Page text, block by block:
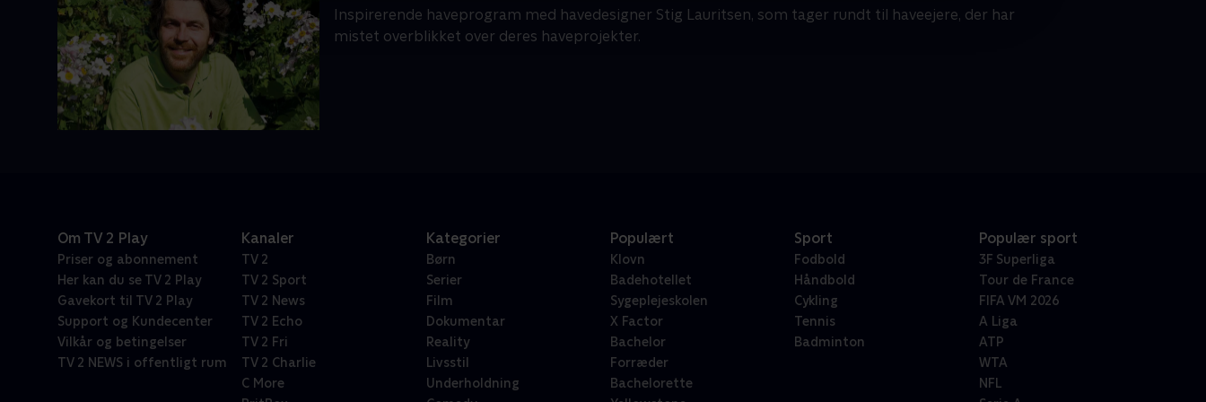
Inspirerende haveprogram med havedesigner Stig Lauritsen, som tager rundt til haveejere, der har
mistet overblikket over deres haveprojekter.
Om TV 2 Play
Priser og abonnement
Her kan du se TV 2 Play
Gavekort til TV 2 Play
Support og Kundecenter
Vilkår og betingelser
TV 2 NEWS i offentligt rum
Kanaler
TV 2
TV 2 Sport
TV 2 News
TV 2 Echo
TV 2 Fri
TV 2 Charlie
C More
Kategorier
Børn
Serier
Film
Dokumentar
Reality
Livsstil
Underholdning
Populært
Klovn
Badehotellet
Sygeplejeskolen
X Factor
Bachelor
Forræder
Bachelorette
Sport
Fodbold
Håndbold
Cykling
Tennis
Badminton
Populær sport
3F Superliga
Tour de France
FIFA VM 2026
A Liga
ATP
WTA
NFL